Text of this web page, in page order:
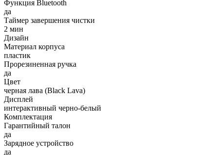
Функция Bluetooth
да
Таймер завершения чистки
2 мин
Дизайн
Материал корпуса
пластик
Прорезиненная ручка
да
Цвет
черная лава (Black Lava)
Дисплей
интерактивный черно-белый
Комплектация
Гарантийный талон
да
Зарядное устройство
да